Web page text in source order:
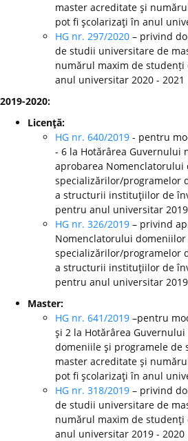
master acreditate şi
pot fi şcolarizaţi în anul
HG nr. 297/2020 – privind
de studii universitare de
numărul maxim de studenți
anul universitar 2020 - 2021
2019-2020:
Licenţă:
HG nr. 640/2019 - pentru
- 6 la Hotărârea Guvernului
aprobarea Nomenclatorului
specializărilor/programelor
a structurii instituţiilor de
pentru anul universitar
HG nr. 326/2019 – privind
Nomenclatorului domeniilor
specializărilor/programelor
a structurii instituţiilor de
pentru anul universitar
Master:
HG nr. 641/2019 –pentru
şi 2 la Hotărârea
domeniile şi programele de
master acreditate şi
pot fi şcolarizaţi în anul
HG nr. 318/2019 – privind
de studii universitare de
numărul maxim de studenţi
anul universitar 2019 - 2020